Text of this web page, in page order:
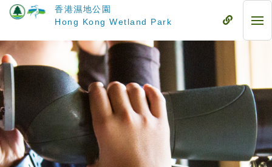
要
內
容
香港濕地公園
Hong Kong Wetland Park
流
流
動